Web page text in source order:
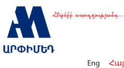
Eng Հայ